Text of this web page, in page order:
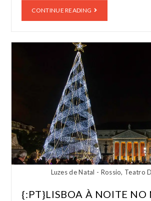
CONTINUE READING
Luzes de Natal - Rossio, Teatro
{:PT}LISBOA À NOITE NO